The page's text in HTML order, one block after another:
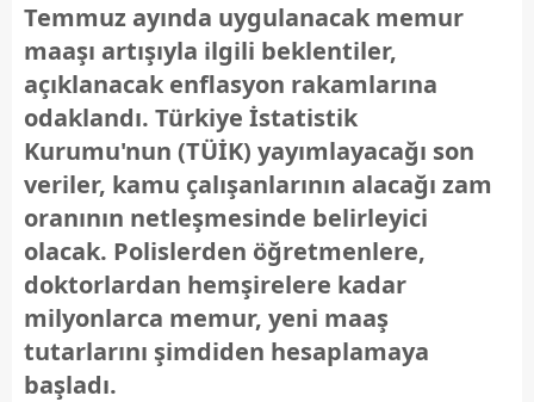
Temmuz ayında uygulanacak memur
maaşı artışıyla ilgili beklentiler,
açıklanacak enflasyon rakamlarına
odaklandı. Türkiye İstatistik
Kurumu'nun (TÜİK) yayımlayacağı son
veriler, kamu çalışanlarının alacağı zam
oranının netleşmesinde belirleyici
olacak. Polislerden öğretmenlere,
doktorlardan hemşirelere kadar
milyonlarca memur, yeni maaş
tutarlarını şimdiden hesaplamaya
başladı.